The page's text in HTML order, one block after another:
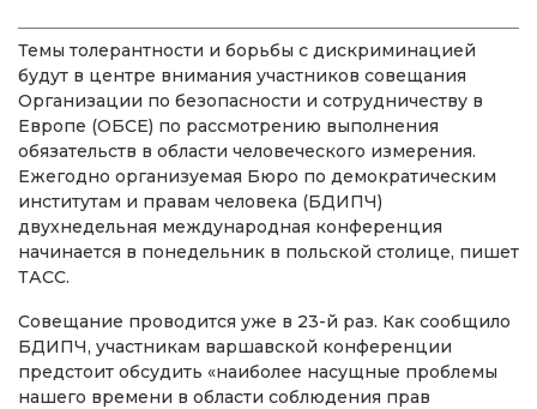
Темы толерантности и борьбы с дискриминацией
будут в центре внимания участников совещания
Организации по безопасности и сотрудничеству в
Европе (ОБСЕ) по рассмотрению выполнения
обязательств в области человеческого измерения.
Ежегодно организуемая Бюро по демократическим
институтам и правам человека (БДИПЧ)
двухнедельная международная конференция
начинается в понедельник в польской столице, пишет
ТАСС.
Совещание проводится уже в 23-й раз. Как сообщило
БДИПЧ, участникам варшавской конференции
предстоит обсудить «наиболее насущные проблемы
нашего времени в области соблюдения прав